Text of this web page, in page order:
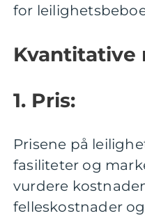
for
Kvantitative
1. Pris:
Prisene på
fasiliteter og
vurdere
felleskostnader